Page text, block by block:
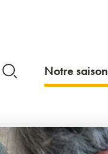
Notre saison